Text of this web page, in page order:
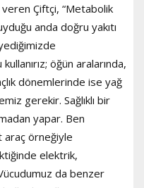
Çiftçi, “Metabolik
anda doğru yakıtı
öğün aralarında,
dönemlerinde ise yağ
gerekir. Sağlıklı bir
yapar. Ben
araç örneğiyle
elektrik,
da benzer